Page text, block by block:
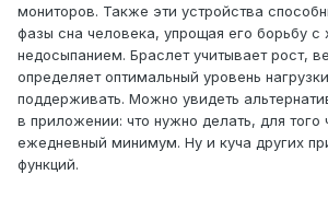
мониторов. Также эти устройства
фазы сна человека, упрощая его борьбу с
недосыпанием. Браслет учитывает рост,
определяет оптимальный уровень
поддерживать. Можно увидеть
в приложении: что нужно делать, для того
ежедневный минимум. Ну и куча других
функций.